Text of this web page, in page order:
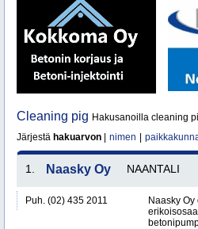
Cleaning pig Hakusanoilla cleaning
Järjestä hakuarvon nimen
1. Naasky Oy NAANTALI
Puh. (02) 435 2011
Naasky